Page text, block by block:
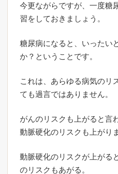
今更ながらですが、一度糖
習をしておきましょう。
糖尿病になると、いったい
か？ということです。
これは、あらゆる病気のリ
ても過言ではありません。
がんのリスクも上がると言
動脈硬化のリスクも上がり
動脈硬化のリスクが上がる
のリスクもあがる。